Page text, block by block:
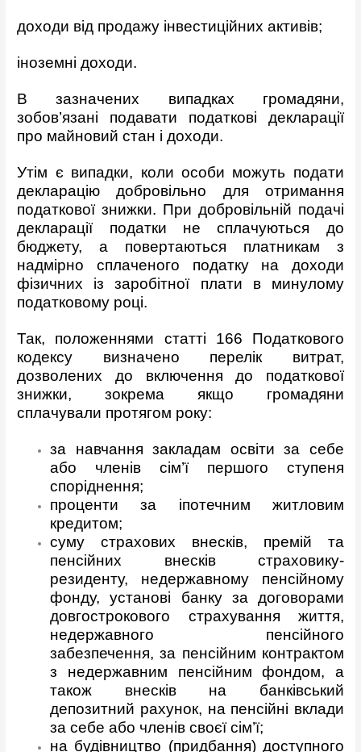
доходи від продажу інвестиційних активів;
іноземні доходи.
В зазначених випадках громадяни,
зобов’язані подавати податкові декларації
про майновий стан і доходи.
Утім є випадки, коли особи можуть подати
декларацію добровільно для отримання
податкової знижки. При добровільній подачі
декларації податки не сплачуються до
бюджету, а повертаються платникам з
надмірно сплаченого податку на доходи
фізичних із заробітної плати в минулому
податковому році.
Так, положеннями статті 166 Податкового
кодексу визначено перелік витрат,
дозволених до включення до податкової
знижки, зокрема якщо громадяни
сплачували протягом року:
за навчання закладам освіти за себе
або членів сім’ї першого ступеня
споріднення;
проценти за іпотечним житловим
кредитом;
суму страхових внесків, премій та
пенсійних внесків страховику-
резиденту, недержавному пенсійному
фонду, установі банку за договорами
довгострокового страхування життя,
недержавного пенсійного
забезпечення, за пенсійним контрактом
з недержавним пенсійним фондом, а
також внесків на банківський
депозитний рахунок, на пенсійні вклади
за себе або членів своєї сім’ї;
на будівництво (придбання) доступного